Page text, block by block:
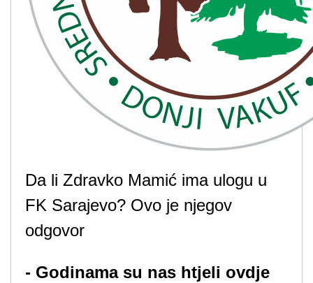
Da li Zdravko Mamić ima ulogu u
FK Sarajevo? Ovo je njegov
odgovor
- Godinama su nas htjeli ovdje